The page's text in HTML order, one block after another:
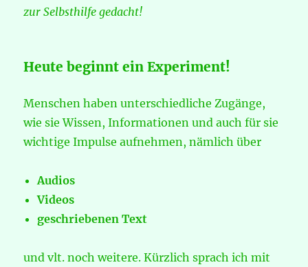
zur Selbsthilfe gedacht!
Heute beginnt ein Experiment!
Menschen haben unterschiedliche Zugänge,
wie sie Wissen, Informationen und auch für sie
wichtige Impulse aufnehmen, nämlich über
Audios
Videos
geschriebenen Text
und vlt. noch weitere. Kürzlich sprach ich mit